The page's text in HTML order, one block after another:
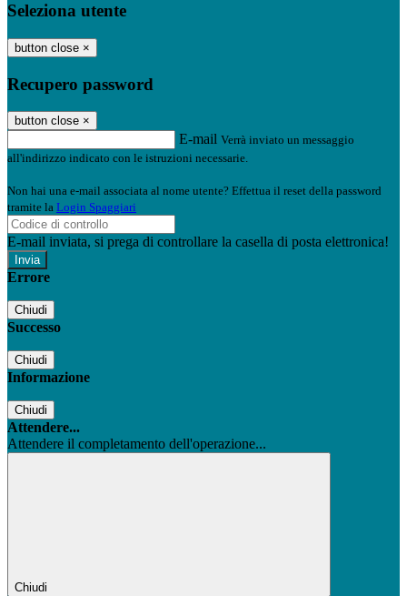
Seleziona utente
button close ×
Recupero password
button close ×
E-mail Verrà inviato un messaggio
all'indirizzo indicato con le istruzioni necessarie.
Non hai una e-mail associata al nome utente? Effettua il reset della password
tramite la Login Spaggiari
E-mail inviata, si prega di controllare la casella di posta elettronica!
Errore
Chiudi
Successo
Chiudi
Informazione
Chiudi
Attendere...
Attendere il completamento dell'operazione...
Chiudi